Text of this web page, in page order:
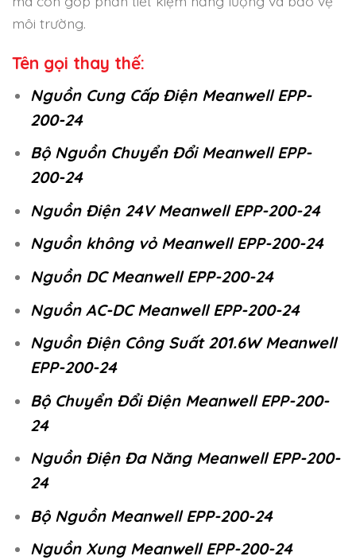
môi trường.
Tên gọi thay thế:
Nguồn Cung Cấp Điện Meanwell EPP-
200-24
Bộ Nguồn Chuyển Đổi Meanwell EPP-
200-24
Nguồn Điện 24V Meanwell EPP-200-24
Nguồn không vỏ Meanwell EPP-200-24
Nguồn DC Meanwell EPP-200-24
Nguồn AC-DC Meanwell EPP-200-24
Nguồn Điện Công Suất 201.6W Meanwell
EPP-200-24
Bộ Chuyển Đổi Điện Meanwell EPP-200-
24
Nguồn Điện Đa Năng Meanwell EPP-200-
24
Bộ Nguồn Meanwell EPP-200-24
Nguồn Xung Meanwell EPP-200-24